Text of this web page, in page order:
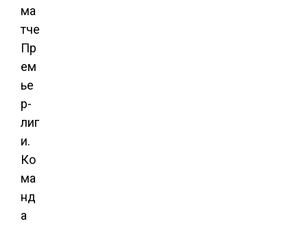
ма
тче
Пр
ем
ье
р-
лиг
и.
Ко
ма
нд
а